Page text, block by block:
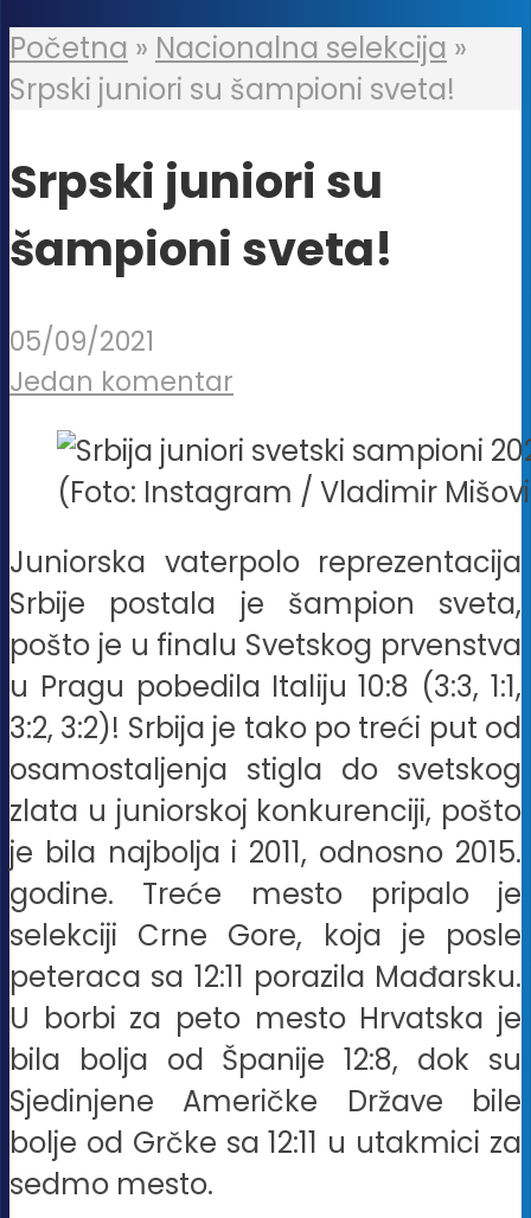
Početna » Nacionalna selekcija »
Srpski juniori su šampioni sveta!
Srpski juniori su
šampioni sveta!
05/09/2021
Jedan komentar
(Foto: Instagram / Vladimir
Juniorska vaterpolo reprezentacija
Srbije postala je šampion sveta,
pošto je u finalu Svetskog prvenstva
u Pragu pobedila Italiju 10:8 (3:3, 1:1,
3:2, 3:2)! Srbija je tako po treći put od
osamostaljenja stigla do svetskog
zlata u juniorskoj konkurenciji, pošto
je bila najbolja i 2011, odnosno 2015.
godine. Treće mesto pripalo je
selekciji Crne Gore, koja je posle
peteraca sa 12:11 porazila Mađarsku.
U borbi za peto mesto Hrvatska je
bila bolja od Španije 12:8, dok su
Sjedinjene Američke Države bile
bolje od Grčke sa 12:11 u utakmici za
sedmo mesto.